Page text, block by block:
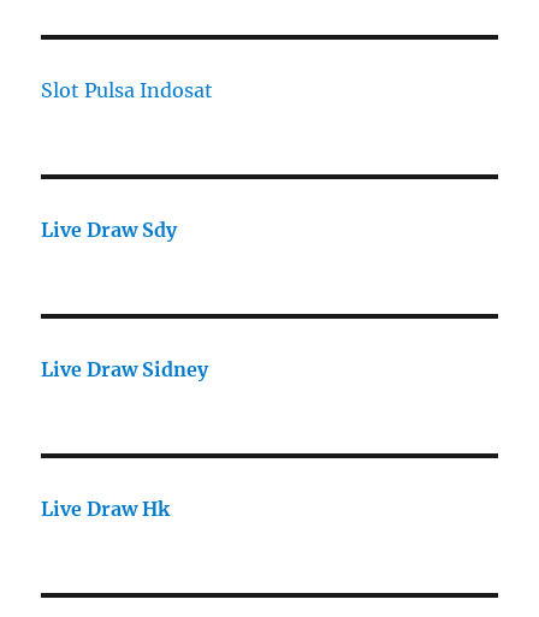
Slot Pulsa Indosat
Live Draw Sdy
Live Draw Sidney
Live Draw Hk